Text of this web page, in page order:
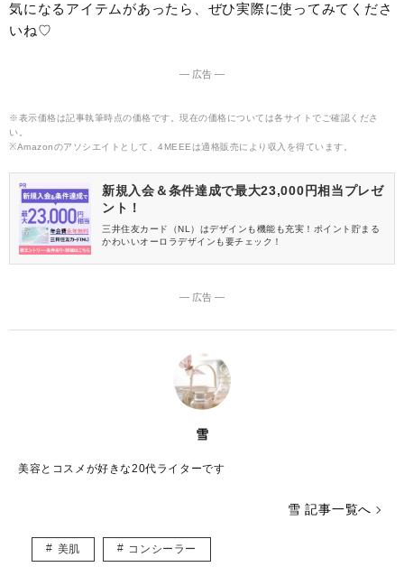
気になるアイテムがあったら、ぜひ実際に使ってみてくださ
いね♡
― 広告 ―
※表示価格は記事執筆時点の価格です。現在の価格については各サイトでご確認くださ
い。
※Amazonのアソシエイトとして、4MEEEは適格販売により収入を得ています。
新規入会＆条件達成で最大23,000円相当プレゼ
ント！
三井住友カード（NL）はデザインも機能も充実！ポイント貯まる
かわいいオーロラデザインも要チェック！
― 広告 ―
雪
美容とコスメが好きな20代ライターです
雪 記事一覧へ
美肌 コンシーラー